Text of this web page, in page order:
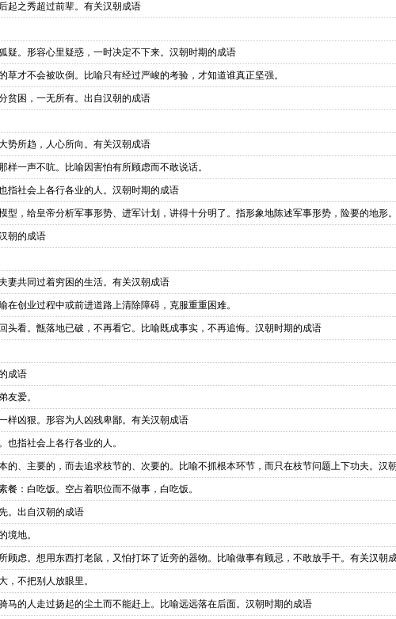
起之秀超过前辈。有关汉朝成语
疑。形容心里疑惑，一时决定不下来。汉朝时期的成语
草才不会被吹倒。比喻只有经过严峻的考验，才知道谁真正坚强。
贫困，一无所有。出自汉朝的成语
势所趋，人心所向。有关汉朝成语
样一声不吭。比喻因害怕有所顾虑而不敢说话。
指社会上各行各业的人。汉朝时期的成语
型，给皇帝分析军事形势、进军计划，讲得十分明了。指形象地陈述军事形势，险要的地形
朝的成语
妻共同过着穷困的生活。有关汉朝成语
在创业过程中或前进道路上清除障碍，克服重重困难。
头看。甑落地已破，不再看它。比喻既成事实，不再追悔。汉朝时期的成语
成语
友爱。
样凶狠。形容为人凶残卑鄙。有关汉朝成语
也指社会上各行各业的人。
的、主要的，而去追求枝节的、次要的。比喻不抓根本环节，而只在枝节问题上下功夫。汉
餐：白吃饭。空占着职位而不做事，白吃饭。
。出自汉朝的成语
境地。
顾虑。想用东西打老鼠，又怕打坏了近旁的器物。比喻做事有顾忌，不敢放手干。有关汉朝
，不把别人放眼里。
马的人走过扬起的尘土而不能赶上。比喻远远落在后面。汉朝时期的成语